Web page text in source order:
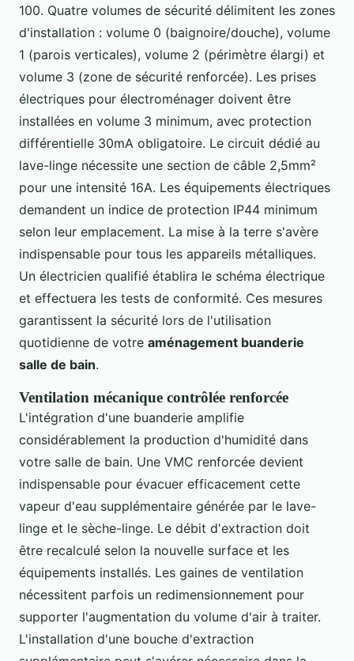
100. Quatre volumes de sécurité délimitent les zones
d'installation : volume 0 (baignoire/douche), volume
1 (parois verticales), volume 2 (périmètre élargi) et
volume 3 (zone de sécurité renforcée). Les prises
électriques pour électroménager doivent être
installées en volume 3 minimum, avec protection
différentielle 30mA obligatoire. Le circuit dédié au
lave-linge nécessite une section de câble 2,5mm²
pour une intensité 16A. Les équipements électriques
demandent un indice de protection IP44 minimum
selon leur emplacement. La mise à la terre s'avère
indispensable pour tous les appareils métalliques.
Un électricien qualifié établira le schéma électrique
et effectuera les tests de conformité. Ces mesures
garantissent la sécurité lors de l'utilisation
quotidienne de votre aménagement buanderie
salle de bain.
Ventilation mécanique contrôlée renforcée
L'intégration d'une buanderie amplifie
considérablement la production d'humidité dans
votre salle de bain. Une VMC renforcée devient
indispensable pour évacuer efficacement cette
vapeur d'eau supplémentaire générée par le lave-
linge et le sèche-linge. Le débit d'extraction doit
être recalculé selon la nouvelle surface et les
équipements installés. Les gaines de ventilation
nécessitent parfois un redimensionnement pour
supporter l'augmentation du volume d'air à traiter.
L'installation d'une bouche d'extraction